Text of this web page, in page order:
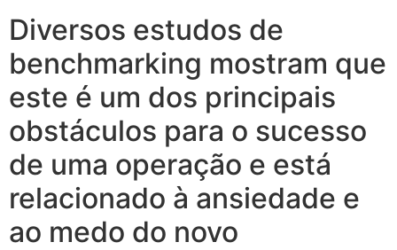
Diversos estudos de
benchmarking mostram que
este é um dos principais
obstáculos para o sucesso
de uma operação e está
relacionado à ansiedade e
ao medo do novo